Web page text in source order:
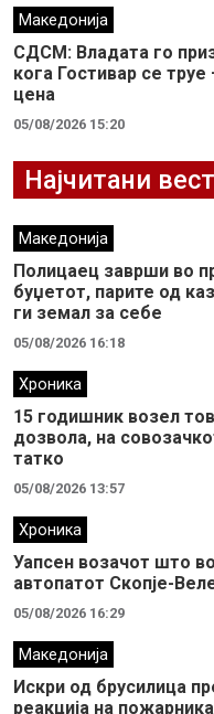
Македонија
СДСМ: Владата го
кога Гостивар се
цена
05/08/2026 15:20
Најчитани
Македонија
Полицаец заврши во
буџетот, парите од
ги земал за себе
05/08/2026 16:18
Хроника
15 годишник возел
дозвола, на
татко
05/08/2026 13:57
Хроника
Уапсен возачот што
автопатот Скопје-
05/08/2026 16:29
Македонија
Искри од брусилица
реакција на